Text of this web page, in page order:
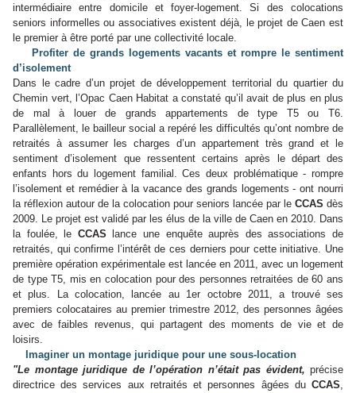
intermédiaire entre domicile et foyer-logement. Si des colocations
seniors informelles ou associatives existent déjà, le projet de Caen est
le premier à être porté par une collectivité locale.
Profiter de grands logements vacants et rompre le sentiment
d’isolement
Dans le cadre d’un projet de développement territorial du quartier du
Chemin vert, l’Opac Caen Habitat a constaté qu’il avait de plus en plus
de mal à louer de grands appartements de type T5 ou T6.
Parallèlement, le bailleur social a repéré les difficultés qu’ont nombre de
retraités à assumer les charges d’un appartement très grand et le
sentiment d’isolement que ressentent certains après le départ des
enfants hors du logement familial. Ces deux problématique - rompre
l’isolement et remédier à la vacance des grands logements - ont nourri
la réflexion autour de la colocation pour seniors lancée par le CCAS dès
2009. Le projet est validé par les élus de la ville de Caen en 2010. Dans
la foulée, le CCAS lance une enquête auprès des associations de
retraités, qui confirme l’intérêt de ces derniers pour cette initiative. Une
première opération expérimentale est lancée en 2011, avec un logement
de type T5, mis en colocation pour des personnes retraitées de 60 ans
et plus. La colocation, lancée au 1er octobre 2011, a trouvé ses
premiers colocataires au premier trimestre 2012, des personnes âgées
avec de faibles revenus, qui partagent des moments de vie et de
loisirs.
Imaginer un montage juridique pour une sous-location
"Le montage juridique de l’opération n’était pas évident, précise
directrice des services aux retraités et personnes âgées du CCAS,